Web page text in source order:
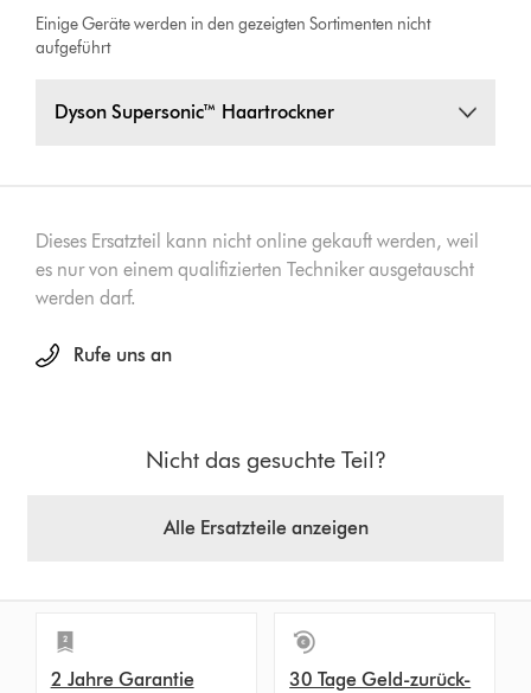
Einige Geräte werden in den gezeigten Sortimenten nicht
aufgeführt
Dyson Supersonic™ Haartrockner
Dieses Ersatzteil kann nicht online gekauft werden, weil
es nur von einem qualifizierten Techniker ausgetauscht
werden darf.
Rufe uns an
Nicht das gesuchte Teil?
Alle Ersatzteile anzeigen
2 Jahre Garantie
30 Tage Geld-zurück-